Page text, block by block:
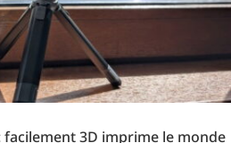
facilement 3D imprime le monde